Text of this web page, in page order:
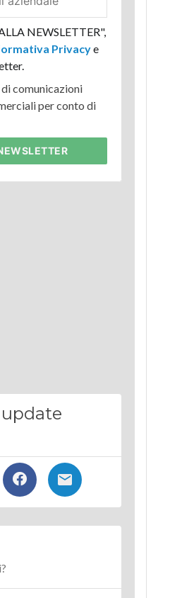
NEWSLETTER",
Privacye
comunicazioni
per conto di